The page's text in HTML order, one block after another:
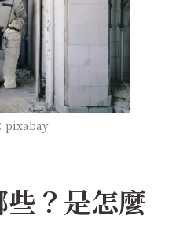
pixabay
？是怎麼